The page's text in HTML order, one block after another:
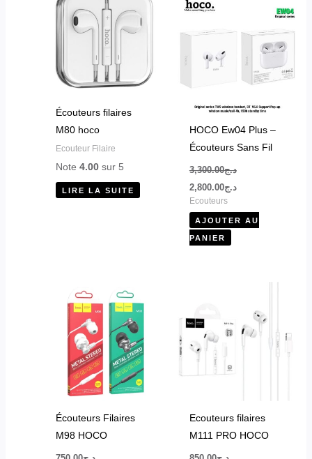
Écouteurs filaires
M80 hoco
Ecouteur Filaire
Note4.00 sur 5
LIRE LA SUITE
HOCO Ew04 Plus –
Écouteurs Sans Fil
د.ج3,300.00
initial
était :
د.ج2,800.00
Ecouteurs
AJOUTER AU
PANIER
Écouteurs Filaires
M98 HOCO
produit
plusieurs
variations.
Les
options
Ecouteurs filaires
M111 PRO HOCO
a
plusieurs
variations.